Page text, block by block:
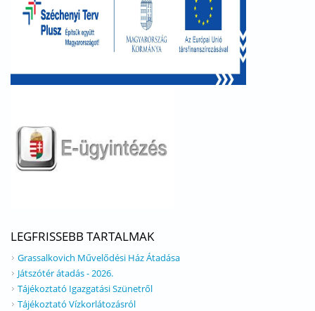
LEGFRISSEBB TARTALMAK
Grassalkovich Művelődési Ház Átadása
Játszótér átadás - 2026.
Tájékoztató Igazgatási Szünetről
Tájékoztató Vízkorlátozásról